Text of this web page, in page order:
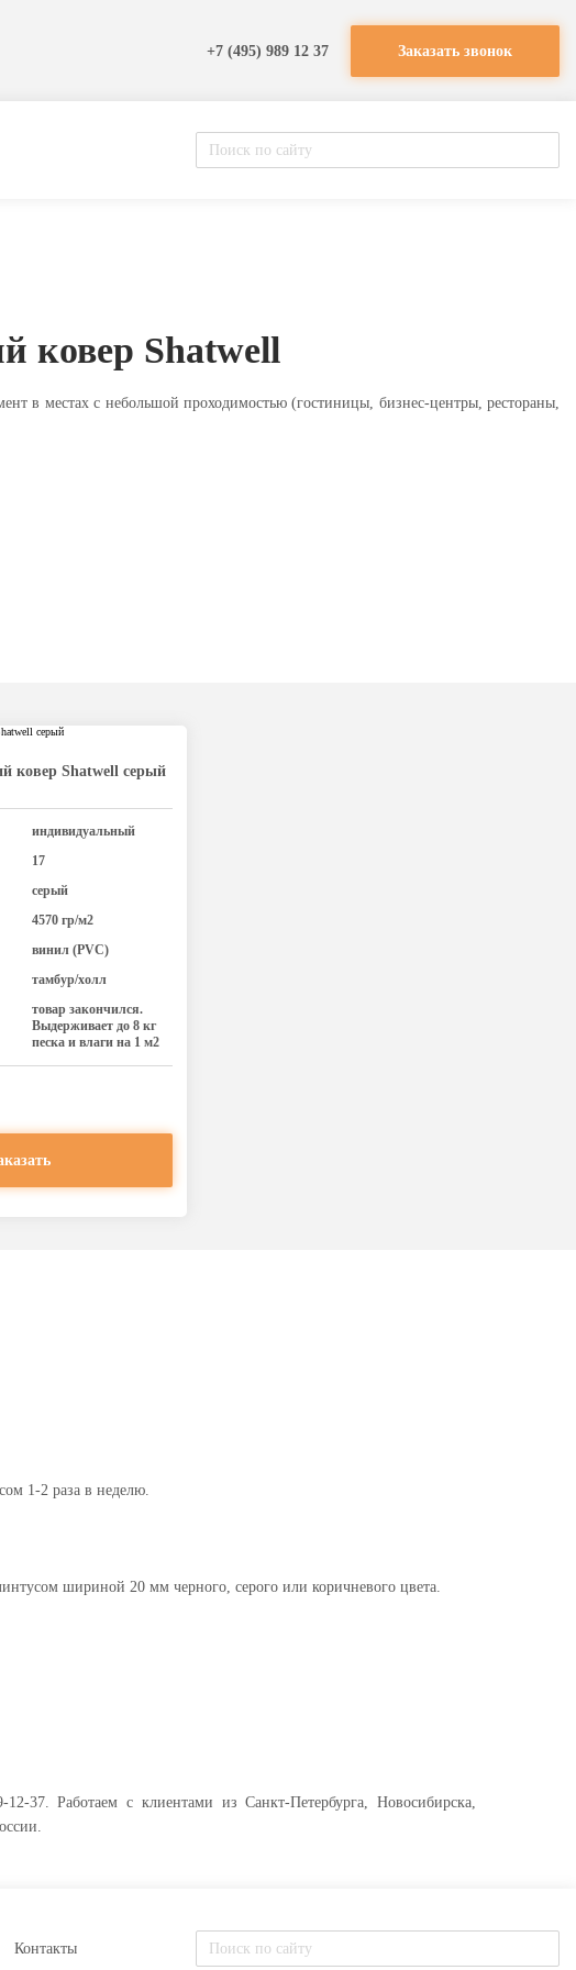
+7 (495) 989 12 37 Заказать звонок
ковер Shatwell
в местах с небольшой проходимостью (гостиницы, бизнес-центры, рестораны,
ковер Shatwell серый
индивидуальный
17
серый
4570 гр/м2
винил (PVC)
тамбур/холл
товар закончился.
Выдерживает до 8 кг
песка и влаги на 1 м2
1-2 раза в неделю.
шириной 20 мм черного, серого или коричневого цвета.
37. Работаем с клиентами из Санкт-Петербурга, Новосибирска,
Контакты